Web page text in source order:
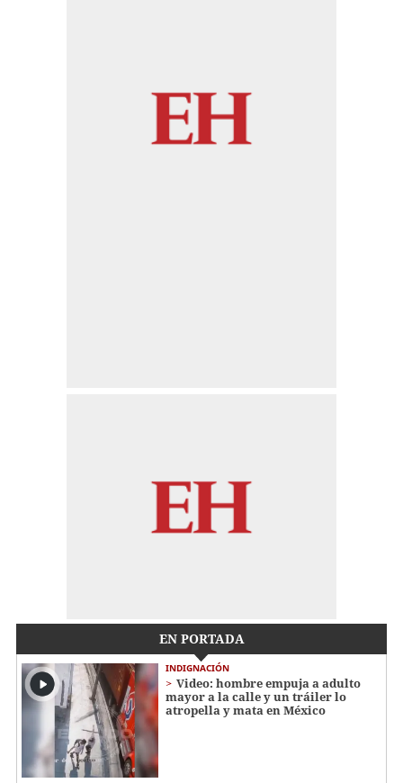
EN PORTADA
INDIGNACIÓN
Video: hombre empuja a adulto
mayor a la calle y un tráiler lo
atropella y mata en México